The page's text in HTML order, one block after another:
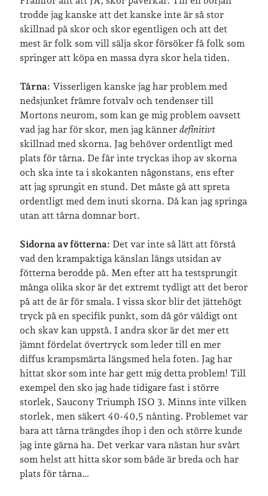
trodde jag kanske att det kanske inte är så stor
skillnad på skor och skor egentligen och att det
mest är folk som vill sälja skor försöker få folk som
springer att köpa en massa dyra skor hela tiden.
Tårna: Visserligen kanske jag har problem med
nedsjunket främre fotvalv och tendenser till
Mortons neurom, som kan ge mig problem oavsett
vad jag har för skor, men jag kännerdefinitivt
skillnad med skorna. Jag behöver ordentligt med
plats för tårna. De får inte tryckas ihop av skorna
och ska inte ta i skokanten någonstans, ens efter
att jag sprungit en stund. Det måste gå att spreta
ordentligt med dem inuti skorna. Då kan jag springa
utan att tårna domnar bort.
Sidorna av fötterna: Det var inte så lätt att förstå
vad den krampaktiga känslan längs utsidan av
fötterna berodde på. Men efter att ha testsprungit
många olika skor är det extremt tydligt att det beror
på att de är för smala. I vissa skor blir det jättehögt
tryck på en specifik punkt, som då gör väldigt ont
och skav kan uppstå. I andra skor är det mer ett
jämnt fördelat övertryck som leder till en mer
diffus krampsmärta längsmed hela foten. Jag har
hittat skor som inte har gett mig detta problem! Till
exempel den sko jag hade tidigare fast i större
storlek, Saucony Triumph ISO 3. Minns inte vilken
storlek, men säkert 40-40,5 nånting. Problemet var
bara att tårna trängdes ihop i den och större kunde
jag inte gärna ha. Det verkar vara nästan hur svårt
som helst att hitta skor som både är breda och har
plats för tårna…